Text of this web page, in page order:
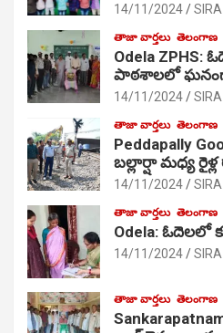
14/11/2024
తాజా వార్తలు తెలంగాణ
Odela ZPHS:
పాఠ‌శాల‌లో
14/11/2024
తాజా వార్తలు తెలంగాణ
Peddapally
బల్లార్షా మధ్య
14/11/2024
తాజా వార్తలు తెలంగాణ
Odela: ఓదెలలో
14/11/2024
తాజా వార్తలు తెలంగాణ